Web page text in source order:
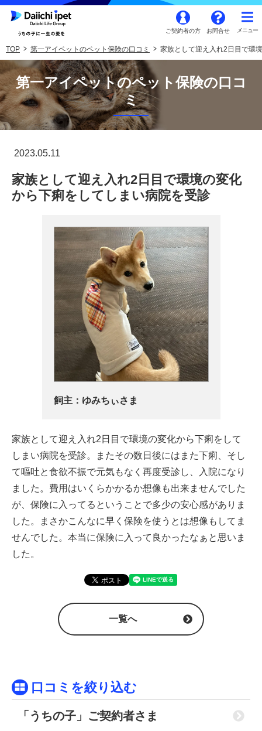
ご契約者の方 お問合せ
TOP 第一アイペットのペット保険の口コミ 家族として迎え入れ2日目で環
第一アイペットのペット保険の口コ
ミ
2023.05.11
家族として迎え入れ2日目で環境の変化
から下痢をしてしまい病院を受診
飼主： ゆみちぃさま
家族として迎え入れ2日目で環境の変化から下痢をして
しまい病院を受診。またその数日後にはまた下痢、そし
て嘔吐と食欲不振で元気もなく再度受診し、入院になり
ました。費用はいくらかかるか想像も出来ませんでした
が、保険に入ってるということで多少の安心感がありま
した。まさかこんなに早く保険を使うとは想像もしてま
せんでした。本当に保険に入って良かったなぁと思いま
した。
一覧へ
口コミを絞り込む
「うちの子」ご契約者さま